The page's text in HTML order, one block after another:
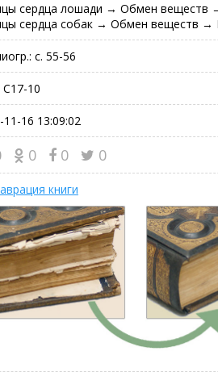
сердца лошади → Обмен веществ
сердца собак → Обмен веществ →
с. 55-56
С17-10
11-16 13:09:02
0 0 0
книги